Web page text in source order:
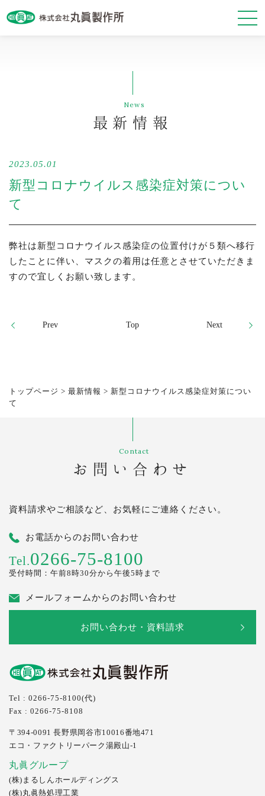
会社案内
お問い合わせ・資料請求
News
最新情報
2023.05.01
新型コロナウイルス感染症対策につい
て
弊社は新型コロナウイルス感染症の位置付けが５類へ移行
したことに伴い、マスクの着用は任意とさせていただきま
すので宜しくお願い致します。
Prev Top Next
トップページ > 最新情報 > 新型コロナウイルス感染症対策につい
て
Contact
お問い合わせ
資料請求やご相談など、お気軽にご連絡ください。
お電話からのお問い合わせ
Tel.0266-75-8100
受付時間：午前8時30分から午後5時まで
メールフォームからのお問い合わせ
お問い合わせ・資料請求
Tel : 0266-75-8100(代)
Fax : 0266-75-8108
〒394-0091長野県岡谷市10016番地471
エコ・ファクトリーパーク湯殿山-1
丸眞グループ
(株)まるしんホールディングス
(株)丸眞熱処理工業